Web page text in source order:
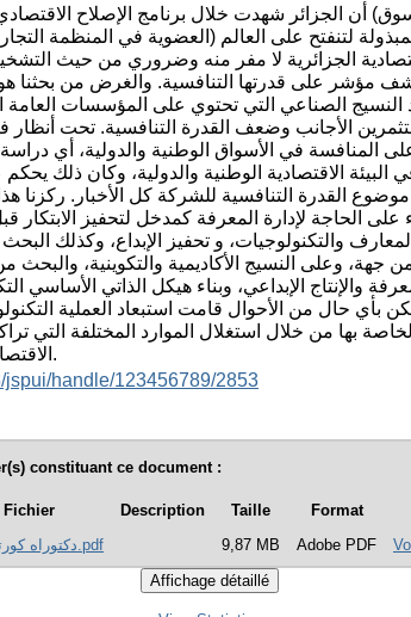
أن الجزائر شهدت خلال برنامج الإصلاح
لتنفتح على العالم (العضوية في المنظمة
الجزائرية لا مفر منه وضروري من حيث
مؤشر على قدرتها التنافسية. والغرض من بحثنا
الصناعي التي تحتوي على المؤسسات العامة
الأجانب وضعف القدرة التنافسية. تحت أنظار
المنافسة في الأسواق الوطنية والدولية، أي
البيئة الاقتصادية الوطنية والدولية، وكان ذلك
موضوع القدرة التنافسية للشركة كل الأخبار. ركزنا
الحاجة لإدارة المعرفة كمدخل لتحفيز الابتكار
والتكنولوجيات، و تحفيز الإبداع، وكذلك
وعلى النسيج الأكاديمية والتكوينية، والبحث
والإنتاج الإبداعي، وبناء هيكل الذاتي الأساسي
يمكن بأي حال من الأحوال قامت استبعاد العملية
الاقتصادية وتخصيب التكنولوجي والفكري.
jspui/handle/123456789/2853
constituant ce document :
Fichier Description Taille
Format
دكتوراه كورتل نجاة.pdf
9,87 MB Adobe PDF